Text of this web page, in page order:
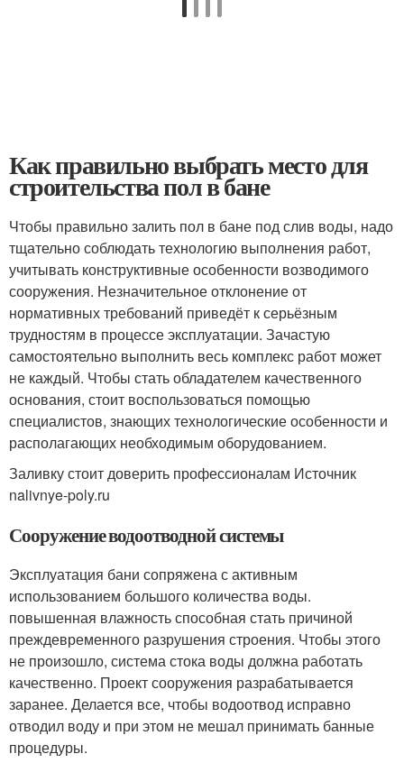
Как правильно выбрать место для
строительства пол в бане
Чтобы правильно залить пол в бане под слив воды, надо
тщательно соблюдать технологию выполнения работ,
учитывать конструктивные особенности возводимого
сооружения. Незначительное отклонение от
нормативных требований приведёт к серьёзным
трудностям в процессе эксплуатации. Зачастую
самостоятельно выполнить весь комплекс работ может
не каждый. Чтобы стать обладателем качественного
основания, стоит воспользоваться помощью
специалистов, знающих технологические особенности и
располагающих необходимым оборудованием.
Заливку стоит доверить профессионалам Источник
nalivnye-poly.ru
Сооружение водоотводной системы
Эксплуатация бани сопряжена с активным
использованием большого количества воды.
повышенная влажность способная стать причиной
преждевременного разрушения строения. Чтобы этого
не произошло, система стока воды должна работать
качественно. Проект сооружения разрабатывается
заранее. Делается все, чтобы водоотвод исправно
отводил воду и при этом не мешал принимать банные
процедуры.